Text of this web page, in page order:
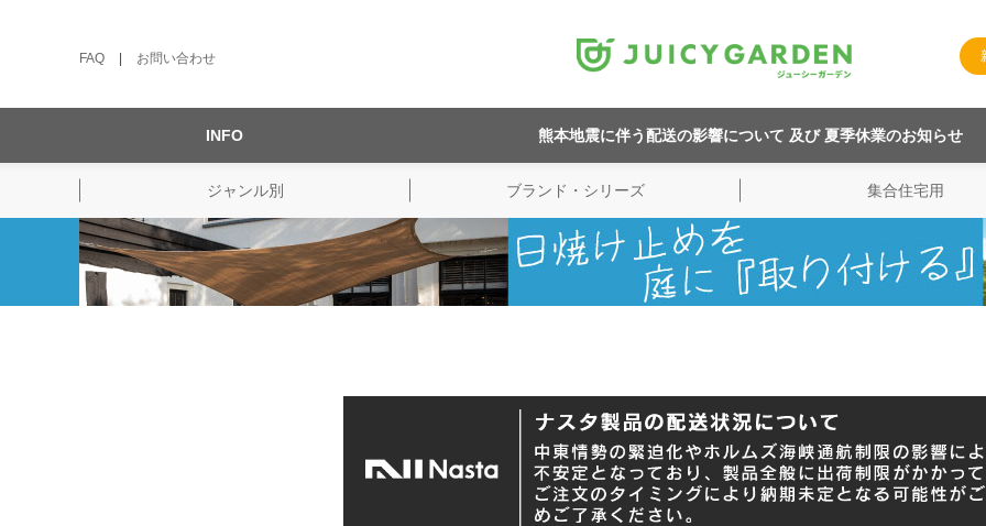
FAQ お問い合わせ
INFO 熊本地震に伴う配送の影響について 及び 夏季休業のお知らせ
ジャンル別 ブランド・シリーズ 集合住宅用